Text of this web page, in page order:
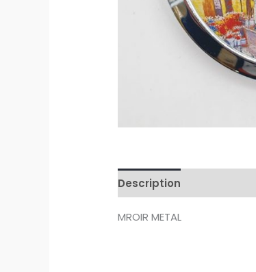
Description
MROIR METAL